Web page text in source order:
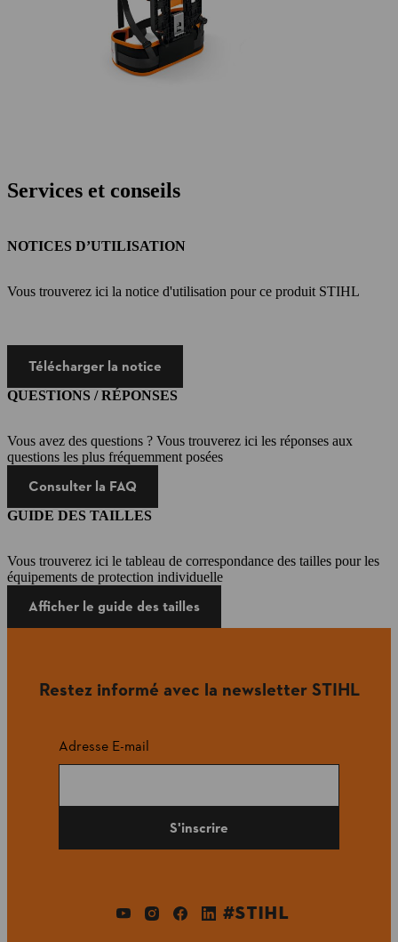
Services et conseils
NOTICES D’UTILISATION
Vous trouverez ici la notice d'utilisation pour ce produit STIHL
Télécharger la notice
QUESTIONS / RÉPONSES
Vous avez des questions ? Vous trouverez ici les réponses aux
questions les plus fréquemment posées
Consulter la FAQ
GUIDE DES TAILLES
Vous trouverez ici le tableau de correspondance des tailles pour les
équipements de protection individuelle
Afficher le guide des tailles
Restez informé avec la newsletter STIHL
Adresse E-mail
S'inscrire
#STIHL